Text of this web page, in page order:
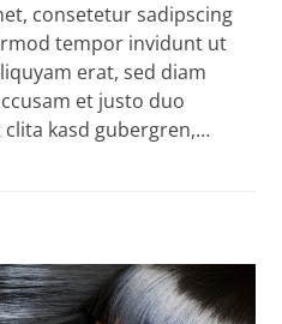
consetetur sadipscing
tempor invidunt ut
erat, sed diam
et justo duo
kasd gubergren,…